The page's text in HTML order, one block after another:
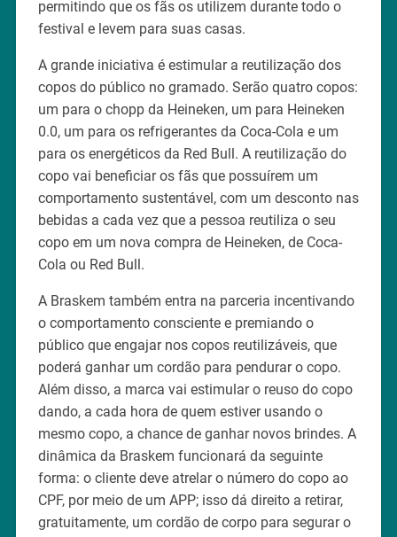
permitindo que os fãs os utilizem durante todo o
festival e levem para suas casas.
A grande iniciativa é estimular a reutilização dos
copos do público no gramado. Serão quatro copos:
um para o chopp da Heineken, um para Heineken
0.0, um para os refrigerantes da Coca-Cola e um
para os energéticos da Red Bull. A reutilização do
copo vai beneficiar os fãs que possuírem um
comportamento sustentável, com um desconto nas
bebidas a cada vez que a pessoa reutiliza o seu
copo em um nova compra de Heineken, de Coca-
Cola ou Red Bull.
A Braskem também entra na parceria incentivando
o comportamento consciente e premiando o
público que engajar nos copos reutilizáveis, que
poderá ganhar um cordão para pendurar o copo.
Além disso, a marca vai estimular o reuso do copo
dando, a cada hora de quem estiver usando o
mesmo copo, a chance de ganhar novos brindes. A
dinâmica da Braskem funcionará da seguinte
forma: o cliente deve atrelar o número do copo ao
CPF, por meio de um APP; isso dá direito a retirar,
gratuitamente, um cordão de corpo para segurar o